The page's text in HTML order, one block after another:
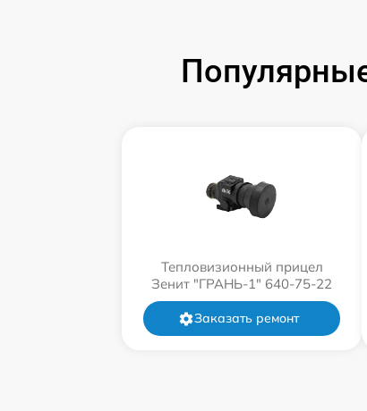
Тепловизионный прицел
Зенит "ГРАНЬ-1" 640-75-22
Заказать ремонт